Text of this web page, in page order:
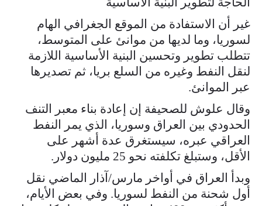
غير أن الاستفادة من الموقع الجغرافي الهام
لسوريا، وما لديها من موانئ على المتوسط،
تتطلب تطوير وتحسين البنية الأساسية اللازمة
لنقل النفط وغيره من السلع بريا، ثم تصديرها
عبر الموانئ.
وقال علوش للصحيفة إن إعادة بناء معبر التنف
الحدودي بين العراق وسوريا، الذي يمر النفط
العراقي عبره، سيستغرق عدة أشهر على
الأقل، وستبلغ تكلفته نحو 25 مليون دولار.
وبدأ العراق في أواخر مارس/آذار الماضي نقل
أول شحنة من النفط لسوريا. وفي بعض الأيام،